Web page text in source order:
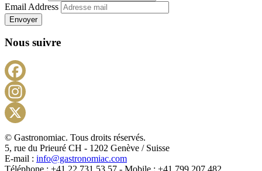
Email Address
Envoyer
Nous suivre
X
© Gastronomiac. Tous droits réservés.
5, rue du Prieuré CH - 1202 Genève / Suisse
E-mail : info@gastronomiac.com